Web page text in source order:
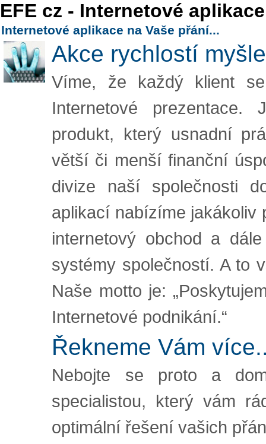
EFE cz - Internetové
Internetové aplikace na Vaše přání...
Akce rychlostí
Víme, že každý klient
Internetové prezentace.
produkt, který usnadní
větší či menší finanční
divize naší společnosti
aplikací nabízíme jakákoliv
internetový obchod a
systémy společností. A to
Naše motto je:
Internetové podnikání.“
Řekneme Vám
Nebojte se proto a
specialistou, který vám
optimální řešení vašich